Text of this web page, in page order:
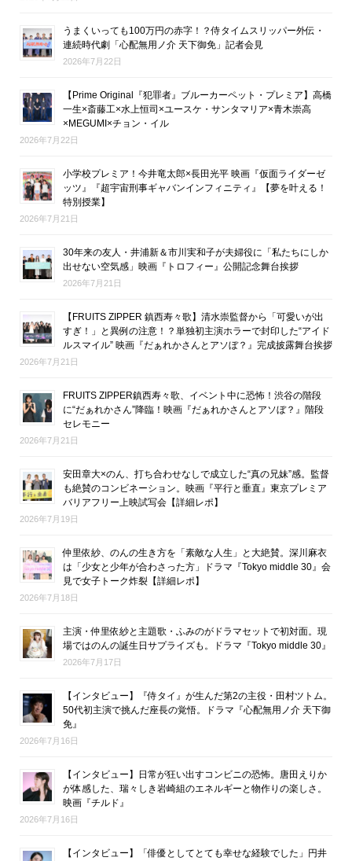
うまくいっても100万円の赤字！？侍タイムスリッパー外伝・
連続時代劇「心配無用ノ介 天下御免」記者会見
2026年7月22日
【Prime Original『犯罪者』ブルーカーペット・プレミア】高橋
一生×斎藤工×水上恒司×ユースケ・サンタマリア×青木崇高
×MEGUMI×チョン・イル
2026年7月22日
小学校プレミア！今井竜太郎×長田光平 映画『仮面ライダーゼ
ッツ』『超宇宙刑事ギャバンインフィニティ』【夢を叶える！
特別授業】
2026年7月21日
30年来の友人・井浦新＆市川実和子が夫婦役に「私たちにしか
出せない空気感」映画『トロフィー』公開記念舞台挨拶
2026年7月21日
【FRUITS ZIPPER 鎮西寿々歌】清水崇監督から「可愛いが出
すぎ！」と異例の注意！？単独初主演ホラーで封印した“アイド
ルスマイル” 映画『だぁれかさんとアソぼ？』完成披露舞台挨拶
2026年7月21日
FRUITS ZIPPER鎮西寿々歌、イベント中に恐怖！渋谷の階段
に“だぁれかさん”降臨！映画『だぁれかさんとアソぼ？』階段
セレモニー
2026年7月21日
安田章大×のん、打ち合わせなしで成立した“真の兄妹”感。監督
も絶賛のコンビネーション。映画『平行と垂直』東京プレミア
バリアフリー上映試写会【詳細レポ】
2026年7月19日
仲里依紗、のんの生き方を「素敵な人生」と大絶賛。深川麻衣
は「少女と少年が合わさった方」ドラマ『Tokyo middle 30』会
見で女子トーク炸裂【詳細レポ】
2026年7月18日
主演・仲里依紗と主題歌・ふみのがドラマセットで初対面。現
場ではのんの誕生日サプライズも。ドラマ『Tokyo middle 30』
2026年7月17日
【インタビュー】『侍タイ』が生んだ第2の主役・田村ツトム。
50代初主演で挑んだ座長の覚悟。ドラマ『心配無用ノ介 天下御
免』
2026年7月16日
【インタビュー】日常が狂い出すコンビニの恐怖。唐田えりか
が体感した、瑞々しき岩崎組のエネルギーと物作りの楽しさ。
映画『チルド』
2026年7月16日
【インタビュー】「俳優としてとても幸せな経験でした」円井